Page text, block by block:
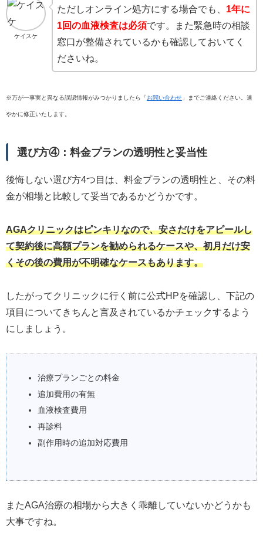
ケイスケ
ただしオンライン処方にする場合でも、 1年に
1回の血液検査は必須です。また緊急時の相談
窓口が整備されているかも確認しておいてく
ださいね。
※万が一事実と異なる誤認情報がみつかりましたら「 お問い合わせ 」までご連絡ください。速
やかに修正いたします。
選び方④：料金プランの透明性と妥当性
後悔しない選び方4つ目は、料金プランの透明性と、その料
金が相場と比較して妥当であるかどうかです。
AGAクリニックはピンキリなので、安さだけをアピールし
て契約後に高額プランを勧められるケースや、初月だけ安
くその後の費用が不明確なケースもあります。
したがってクリニックに行く前に公式HPを確認し、下記の
項目についてきちんと言及されているかチェックするよう
にしましょう。
治療プランごとの料金
追加費用の有無
血液検査費用
再診料
副作用時の追加対応費用
またAGA治療の相場から大きく乖離していないかどうかも
大事ですね。